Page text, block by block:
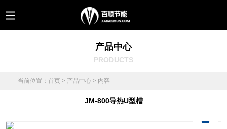
产品中心
PRODUCTS
当前位置： 首页 > 产品中心 > 内容
JM-800导热U型槽